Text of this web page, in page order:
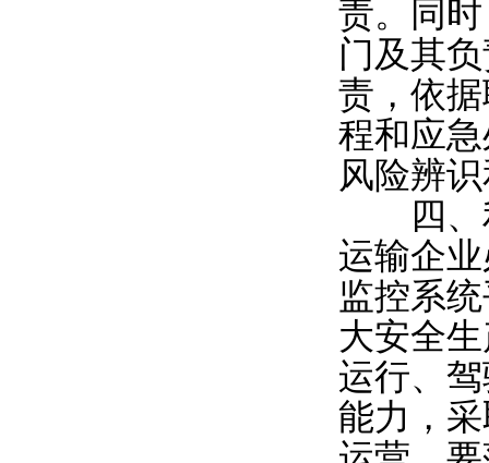
责。同
门及其
责，依
程和应
风险辨
四、利
运输企
监控系
大安全
运行、
能力，